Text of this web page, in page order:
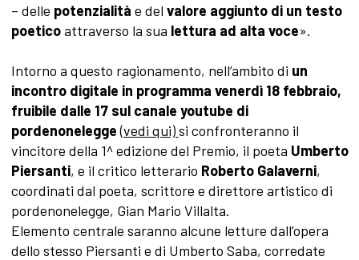
– delle potenzialità e del valore aggiunto di un testo
poeticoattraverso la sua lettura ad alta voce».
Intorno a questo ragionamento, nell’ambito di un
incontro digitale in programma venerdì 18 febbraio,
fruibile dalle 17 sul canale youtube di
pordenonelegge(vedi qui)si confronteranno il
vincitore della 1^ edizione del Premio, il poeta Umberto
Piersanti, e il critico letterario Roberto Galaverni,
coordinati dal poeta, scrittore e direttore artistico di
pordenonelegge, Gian Mario Villalta.
Elemento centrale saranno alcune letture dall’opera
dello stesso Piersanti e di Umberto Saba, corredate